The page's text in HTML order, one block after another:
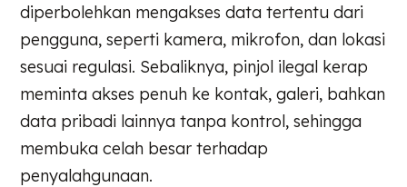
diperbolehkan mengakses data tertentu dari
pengguna, seperti kamera, mikrofon, dan lokasi
sesuai regulasi. Sebaliknya, pinjol ilegal kerap
meminta akses penuh ke kontak, galeri, bahkan
data pribadi lainnya tanpa kontrol, sehingga
membuka celah besar terhadap
penyalahgunaan.